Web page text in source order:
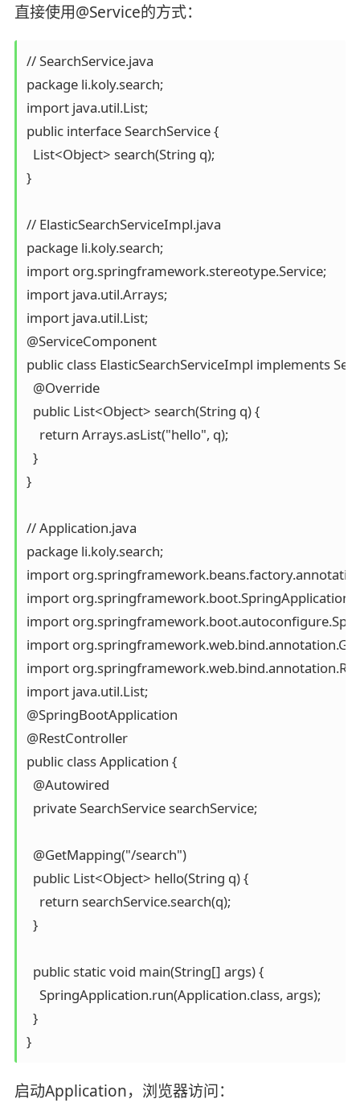
直接使用@Service的方式：
// SearchService.java
package li.koly.search;
import java.util.List;
public interface SearchService {
  List<Object> search(String q);
}
// ElasticSearchServiceImpl.java
package li.koly.search;
import org.springframework.stereotype.Service;
import java.util.Arrays;
import java.util.List;
@ServiceComponent
public class ElasticSearchServiceImpl implements
  @Override
  public List<Object> search(String q) {
    return Arrays.asList("hello", q);
  }
}
// Application.java
package li.koly.search;
import
import org.springframework.boot.SpringApplication;
import
import
import
import java.util.List;
@SpringBootApplication
@RestController
public class Application {
  @Autowired
  private SearchService searchService;
  @GetMapping("/search")
  public List<Object> hello(String q) {
    return searchService.search(q);
  }
  public static void main(String[] args) {
    SpringApplication.run(Application.class, args);
  }
}
启动Application，浏览器访问：